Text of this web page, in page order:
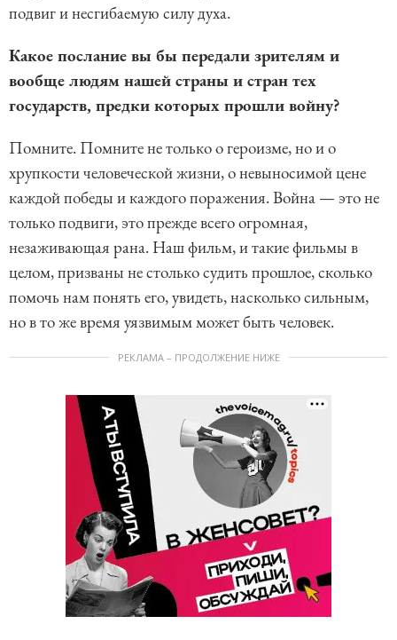
подвиг и несгибаемую силу духа.
Какое послание вы бы передали зрителям и
вообще людям нашей страны и стран тех
государств, предки которых прошли войну?
Помните. Помните не только о героизме, но и о
хрупкости человеческой жизни, о невыносимой цене
каждой победы и каждого поражения. Война — это не
только подвиги, это прежде всего огромная,
незаживающая рана. Наш фильм, и такие фильмы в
целом, призваны не столько судить прошлое, сколько
помочь нам понять его, увидеть, насколько сильным,
но в то же время уязвимым может быть человек.
РЕКЛАМА – ПРОДОЛЖЕНИЕ НИЖЕ